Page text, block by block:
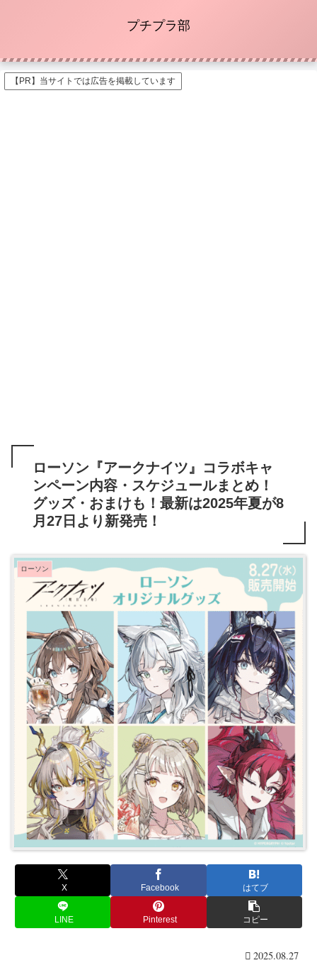
プチプラ部
【PR】当サイトでは広告を掲載しています
ローソン『アークナイツ』コラボキャ
ンペーン内容・スケジュールまとめ！
グッズ・おまけも！最新は2025年夏が8
月27日より新発売！
ローソン
X Facebook はてブ
LINE Pinterest コピー
2025.08.27